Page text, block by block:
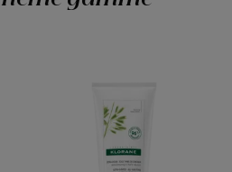
doux